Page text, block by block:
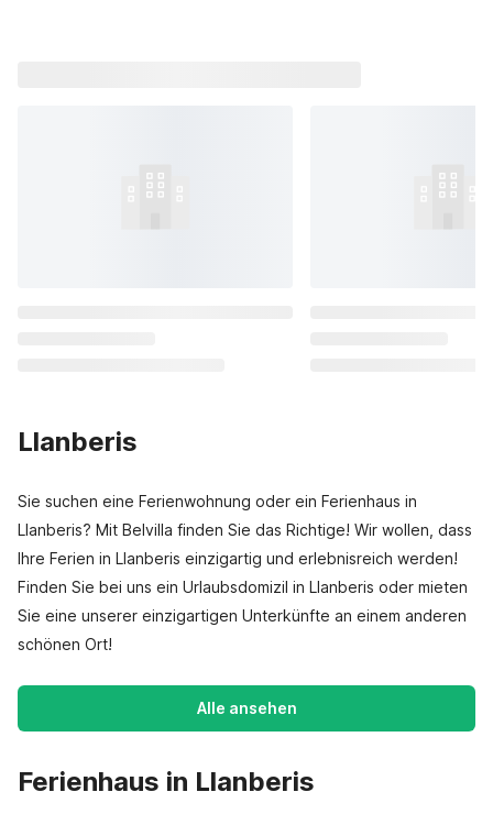
Llanberis
Sie suchen eine Ferienwohnung oder ein Ferienhaus in
Llanberis? Mit Belvilla finden Sie das Richtige! Wir wollen, dass
Ihre Ferien in Llanberis einzigartig und erlebnisreich werden!
Finden Sie bei uns ein Urlaubsdomizil in Llanberis oder mieten
Sie eine unserer einzigartigen Unterkünfte an einem anderen
schönen Ort!
Alle ansehen
Ferienhaus in Llanberis